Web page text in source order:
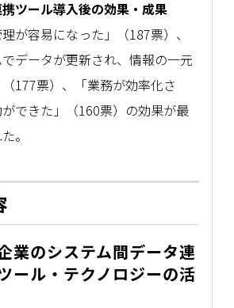
携ツール導入後の効果・成果
が容易になった」（187票）、
でデータが更新され、情報の一元
177票）、「業務が効率化さ
できた」（160票）の効果が最
。
業のシステム間データ連
ール・テクノロジーの活